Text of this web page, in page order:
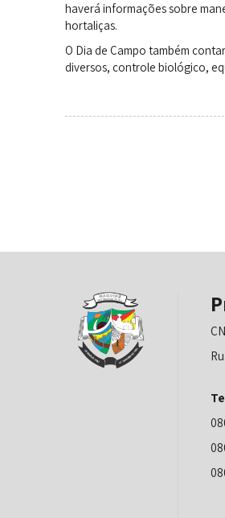
haverá informações sobre
hortaliças.
O Dia de Campo também
diversos, controle biológico,